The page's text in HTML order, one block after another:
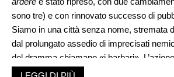
sono tre) e con rinnovato successo di
Siamo in una città senza nome, stremata
dal prolungato assedio di imprecisati
del dramma chiamano «i barbari».
interamente in una stanza della casa di un